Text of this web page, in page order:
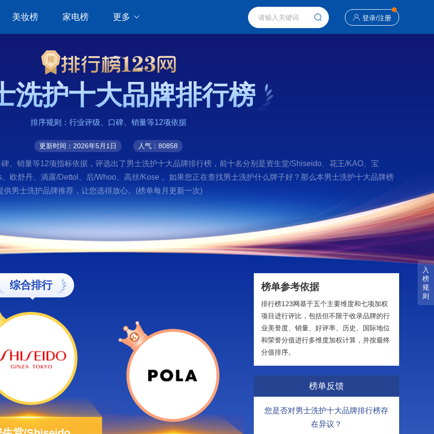
美妆榜 家电榜 更多 登录/注册
入
榜
规
则
洗护十大品牌排行榜
排序规则：行业评级、口碑、销量等12项依据
更新时间：2026年5月1日 人气：80858
、销量等12项指标依据，评选出了男士洗护十大品牌排行榜，前十名分别是资生堂/Shiseido、花王/KAO、宝
欧舒丹、滴露/Dettol、后/Whoo、高丝/Kose 。如果您正在查找男士洗护什么牌子好？那么本男士洗护十大品牌榜
男士洗护品牌推荐，让您选得放心。(榜单每月更新一次)
综合排行 榜单参考依据
排行榜123网基于五个主要维度和七项加权
项目进行评比，包括但不限于收录品牌的行
业美誉度、销量、好评率、历史、国际地位
和荣誉分值进行多维度加权计算，并按最终
分值排序。
榜单反馈
您是否对男士洗护十大品牌排行榜存
在异议？